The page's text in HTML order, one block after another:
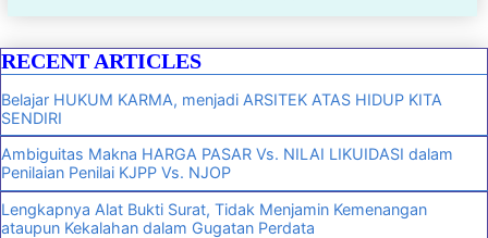
RECENT ARTICLES
Belajar HUKUM KARMA, menjadi ARSITEK ATAS HIDUP KITA
SENDIRI
Ambiguitas Makna HARGA PASAR Vs. NILAI LIKUIDASI dalam
Penilaian Penilai KJPP Vs. NJOP
Lengkapnya Alat Bukti Surat, Tidak Menjamin Kemenangan
ataupun Kekalahan dalam Gugatan Perdata